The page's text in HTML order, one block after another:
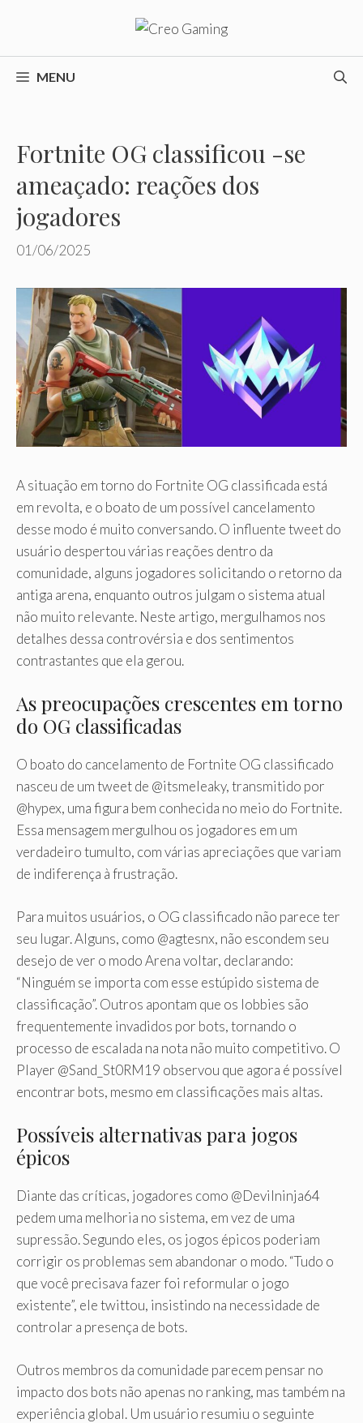
o
conteúdoMENU
Fortnite OG classificou -se
ameaçado: reações dos
jogadores
01/06/2025
A situação em torno do Fortnite OG classificada está
em revolta, e o boato de um possível cancelamento
desse modo é muito conversando. O influente tweet do
usuário despertou várias reações dentro da
comunidade, alguns jogadores solicitando o retorno da
antiga arena, enquanto outros julgam o sistema atual
não muito relevante. Neste artigo, mergulhamos nos
detalhes dessa controvérsia e dos sentimentos
contrastantes que ela gerou.
As preocupações crescentes em torno
do OG classificadas
O boato do cancelamento de Fortnite OG classificado
nasceu de um tweet de @itsmeleaky, transmitido por
@hypex, uma figura bem conhecida no meio do Fortnite.
Essa mensagem mergulhou os jogadores em um
verdadeiro tumulto, com várias apreciações que variam
de indiferença à frustração.
Para muitos usuários, o OG classificado não parece ter
seu lugar. Alguns, como @agtesnx, não escondem seu
desejo de ver o modo Arena voltar, declarando:
“Ninguém se importa com esse estúpido sistema de
classificação”. Outros apontam que os lobbies são
frequentemente invadidos por bots, tornando o
processo de escalada na nota não muito competitivo. O
Player @Sand_St0RM19 observou que agora é possível
encontrar bots, mesmo em classificações mais altas.
Possíveis alternativas para jogos
épicos
Diante das críticas, jogadores como @Devilninja64
pedem uma melhoria no sistema, em vez de uma
supressão. Segundo eles, os jogos épicos poderiam
corrigir os problemas sem abandonar o modo. “Tudo o
que você precisava fazer foi reformular o jogo
existente”, ele twittou, insistindo na necessidade de
controlar a presença de bots.
Outros membros da comunidade parecem pensar no
impacto dos bots não apenas no ranking, mas também na
experiência global. Um usuário resumiu o seguinte